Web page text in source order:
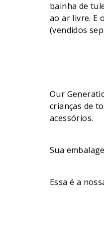
bainha de
ao ar livre. E
(vendidos
Our
crianças de
acessórios.
Sua
Essa é a